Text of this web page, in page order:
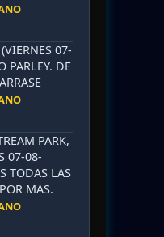
07-
PARLEY. DE
PARK,
07-08-
TODAS LAS
MAS.